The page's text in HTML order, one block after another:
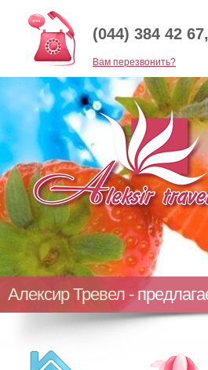
(044) 384 42
Baм перезвонить?
Алексир Тревел -